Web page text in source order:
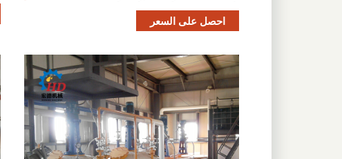
احصل على السعر